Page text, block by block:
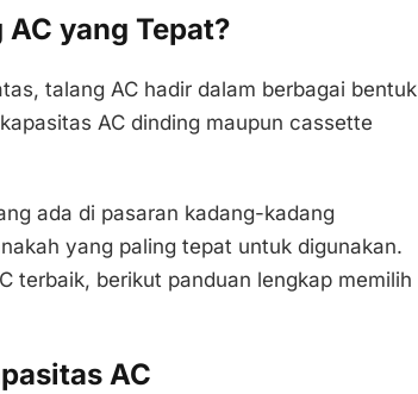
yang Tepat?
talang AC hadir dalam berbagai bentuk
AC dinding maupun cassette
ada di pasaran kadang-kadang
yang paling tepat untuk digunakan.
terbaik, berikut panduan lengkap memilih
AC